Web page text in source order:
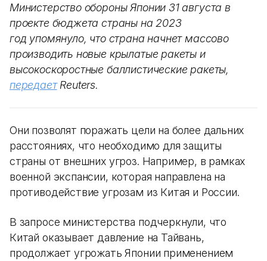
Министерство обороны Японии 31 августа в
проекте бюджета страны на 2023
год упомянуло, что страна начнет массово
производить новые крылатые ракеты и
высокоскоростные баллистические ракеты,
передаетReuters.
Они позволят поражать цели на более дальних
расстояниях, что необходимо для защиты
страны от внешних угроз. Например, в рамках
военной экспансии, которая направлена на
противодействие угрозам из Китая и России.
В запросе министерства подчеркнули, что
Китай оказывает давление на Тайвань,
продолжает угрожать Японии применением